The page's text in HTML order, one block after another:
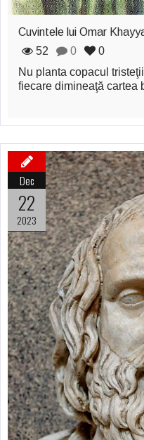
Cuvintele lui Omar
52
0
0
Nu planta copacul
fiecare dimineaţă cartea
Dec
22
2023